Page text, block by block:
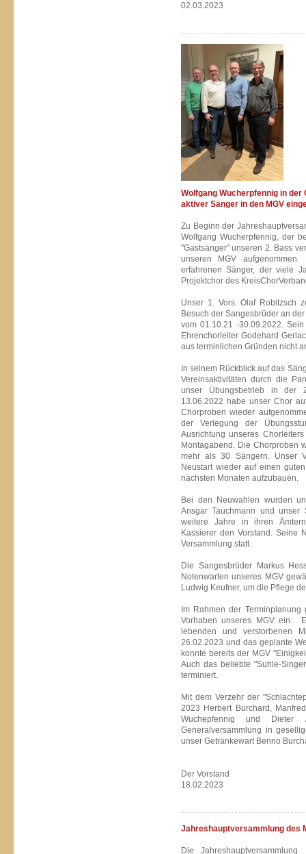
02.03.2023
Wolfgang Wucherpfennig in
aktiver Sänger in den MGV
Zu Beginn der
Wolfgang Wucherpfennig, der
"Gastsänger" unseren 2. Bass
unseren MGV
erfahrenen Sänger, der viele
Projektchor des
Unser 1. Vors. Olaf Robitzsch
Besuch der Sangesbrüder an
vom 01.10.21 -30.09.2022.
Ehrenchorleiter Godehard
aus terminlichen Gründen nicht
In seinem Rückblick auf das
Vereinsaktivitäten durch die
unser Übungsbetrieb in der
13.06.2022 habe unser Chor
Chorproben wieder
der Verlegung der
Ausrichtung unseres
Montagabend. Die Chorproben
mehr als 30 Sängern. Unser
Neustart wieder auf einen
nächsten Monaten aufzubauen.
Bei den Neuwahlen wurden
Ansgar Tauchmann und unser
weitere Jahre in ihren
Kassierer den Vorstand. Seine
Versammlung statt.
Die Sangesbrüder Markus
Notenwarten unseres MGV
Ludwig Keufner, um die Pflege
Im Rahmen der
Vorhaben unseres MGV ein.
lebenden und verstorbenen
26.02.2023 und das geplante
konnte bereits der MGV
Auch das beliebte "Suhle-
terminiert.
Mit dem Verzehr der
2023 Herbert Burchard,
Wuchepfennig und Dieter
Generalversammlung in
unser Getränkewart Benno
Der Vorstand
18.02.2023
Jahreshauptversammlung des
Die